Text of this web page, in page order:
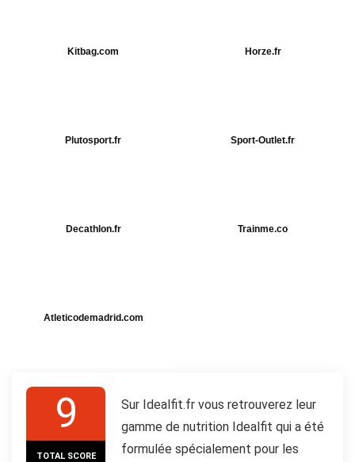
Kitbag.com Horze.fr
Plutosport.fr Sport-Outlet.fr
Decathlon.fr Trainme.co
Atleticodemadrid.com
9
TOTAL SCORE
Sur Idealfit.fr vous retrouverez leur
gamme de nutrition Idealfit qui a été
formulée spécialement pour les